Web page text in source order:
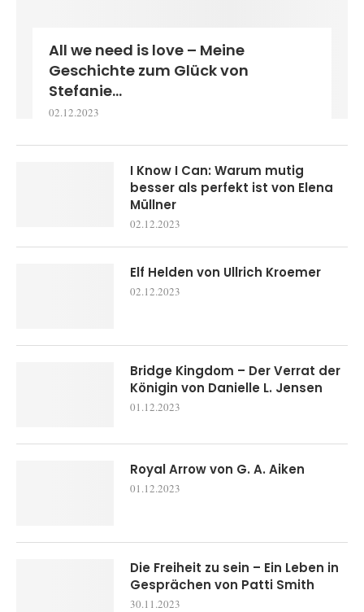
All we need is love – Meine
Geschichte zum Glück von
Stefanie...
02.12.2023
I Know I Can: Warum mutig
besser als perfekt ist von Elena
Müllner
02.12.2023
Elf Helden von Ullrich Kroemer
02.12.2023
Bridge Kingdom – Der Verrat der
Königin von Danielle L. Jensen
01.12.2023
Royal Arrow von G. A. Aiken
01.12.2023
Die Freiheit zu sein – Ein Leben in
Gesprächen von Patti Smith
30.11.2023